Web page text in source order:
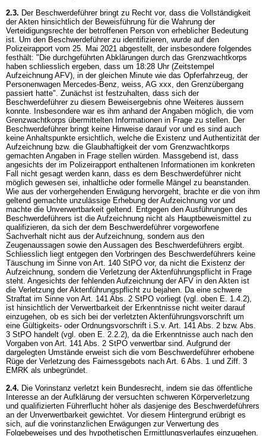
2.3. Der Beschwerdeführer bringt zu Recht vor, dass die Vollständigkeit
der Akten hinsichtlich der Beweisführung für die Wahrung der
Verteidigungsrechte der betroffenen Person von erheblicher Bedeutung
ist. Um den Beschwerdeführer zu identifizieren, wurde auf den
Polizeirapport vom 25. Mai 2021 abgestellt, der insbesondere folgendes
festhält: "Die durchgeführten Abklärungen durch das Grenzwachtkorps
haben schliesslich ergeben, dass um 18:28 Uhr (Zeitstempel
Aufzeichnung AFV), in der gleichen Minute wie das Opferfahrzeug, der
Personenwagen Mercedes-Benz, weiss, AG xxx, den Grenzübergang
passiert hatte". Zunächst ist festzuhalten, dass sich der
Beschwerdeführer zu diesem Beweisergebnis ohne Weiteres äussern
konnte. Insbesondere war es ihm anhand der Angaben möglich, die vom
Grenzwachtkorps übermittelten Informationen in Frage zu stellen. Der
Beschwerdeführer bringt keine Hinweise darauf vor und es sind auch
keine Anhaltspunkte ersichtlich, welche die Existenz und Authentizität der
Aufzeichnung bzw. die Glaubhaftigkeit der vom Grenzwachtkorps
gemachten Angaben in Frage stellen würden. Massgebend ist, dass
angesichts der im Polizeirapport enthaltenen Informationen im konkreten
Fall nicht gesagt werden kann, dass es dem Beschwerdeführer nicht
möglich gewesen sei, inhaltliche oder formelle Mängel zu beanstanden.
Wie aus der vorhergehenden Erwägung hervorgeht, brachte er die von ihm
geltend gemachte unzulässige Erhebung der Aufzeichnung vor und
machte die Unverwertbarkeit geltend. Entgegen den Ausführungen des
Beschwerdeführers ist die Aufzeichnung nicht als Hauptbeweismittel zu
qualifizieren, da sich der dem Beschwerdeführer vorgeworfene
Sachverhalt nicht aus der Aufzeichnung, sondern aus den
Zeugenaussagen sowie den Aussagen des Beschwerdeführers ergibt.
Schliesslich liegt entgegen den Vorbringen des Beschwerdeführers keine
Täuschung im Sinne von Art. 140 StPO vor, da nicht die Existenz der
Aufzeichnung, sondern die Verletzung der Aktenführungspflicht in Frage
steht. Angesichts der fehlenden Aufzeichnung der AFV in den Akten ist
die Verletzung der Aktenführungspflicht zu bejahen. Da eine schwere
Straftat im Sinne von Art. 141 Abs. 2 StPO vorliegt (vgl. oben E. 1.4.2),
ist hinsichtlich der Verwertbarkeit der Erkenntnisse nicht weiter darauf
einzugehen, ob es sich bei der verletzten Aktenführungsvorschrift um
eine Gültigkeits- oder Ordnungsvorschrift i.S.v. Art. 141 Abs. 2 bzw. Abs.
3 StPO handelt (vgl. oben E. 2.2.2), da die Erkenntnisse auch nach den
Vorgaben von Art. 141 Abs. 2 StPO verwertbar sind. Aufgrund der
dargelegten Umstände erweist sich die vom Beschwerdeführer erhobene
Rüge der Verletzung des Fairnessgebots nach Art. 6 Abs. 1 und Ziff. 3
EMRK als unbegründet.
2.4. Die Vorinstanz verletzt kein Bundesrecht, indem sie das öffentliche
Interesse an der Aufklärung der versuchten schweren Körperverletzung
und qualifizierten Führerflucht höher als dasjenige des Beschwerdeführers
an der Unverwertbarkeit gewichtet. Vor diesem Hintergrund erübrigt es
sich, auf die vorinstanzlichen Erwägungen zur Verwertung des
Folgebeweises und des hypothetischen Ermittlungsverlaufes einzugehen.